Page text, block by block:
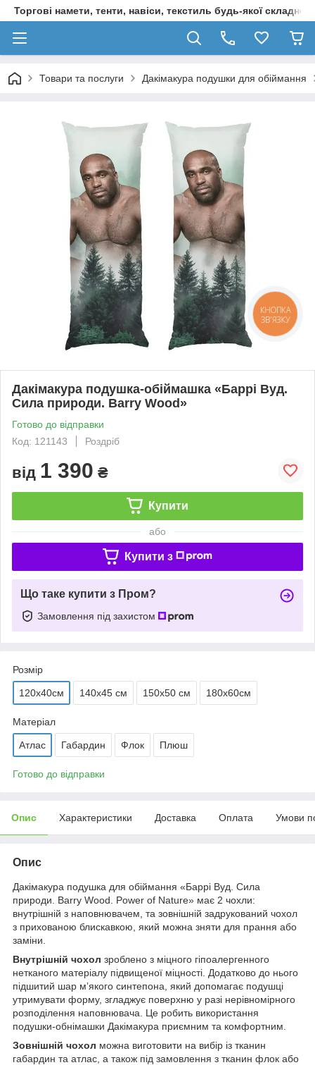
Торгові намети, тенти, навіси, текстиль будь-якої
Товари та послуги Дакімакура подушки для обіймання
Дакімакура подушка-обіймашка «Баррі Вуд.
Сила природи. Barry Wood»
Готово до відправки
Код: 121143
Роздріб
від 1 390 ₴
Купити
або
Купити з
Що таке купити з Пром?
Замовлення під захистом
Розмір
120х40см 140х45 см 150х50 см 180х60см
Матеріал
Атлас Габардин Флок Плюш
Готово до відправки
Опис Характеристики Доставка Оплата Умови
Опис
Дакімакура подушка для обіймання «Баррі Вуд. Сила
природи. Barry Wood. Power of Nature» має 2 чохли:
внутрішній з наповнювачем, та зовнішній задрукований чохол
з прихованою блискавкою, який можна зняти для прання або
заміни.
Внутрішній чохол зроблено з міцного гіпоалергенного
нетканого матеріалу підвищеної міцності. Додатково до нього
підшитий шар мʼякого синтепона, який допомагає подушці
утримувати форму, згладжує поверхню у разі нерівномірного
розподілення наповнювача. Це робить використання
подушки-обнімашки Дакімакура приємним та комфортним.
Зовнішній чохол можна виготовити на вибір із тканин
габардин та атлас, а також під замовлення з тканин флок або
КНОПКА
ЗВ'ЯЗКУ